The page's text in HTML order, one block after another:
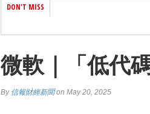
DON'T MISS
微軟｜「低代
By 信報財經新聞on May 20, 2025